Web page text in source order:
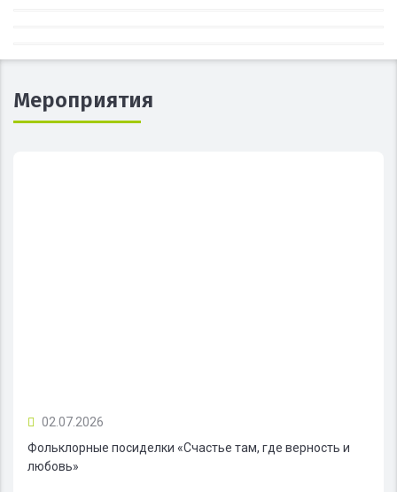
Мероприятия
02.07.2026
Фольклорные посиделки «Счастье там, где верность и
любовь»